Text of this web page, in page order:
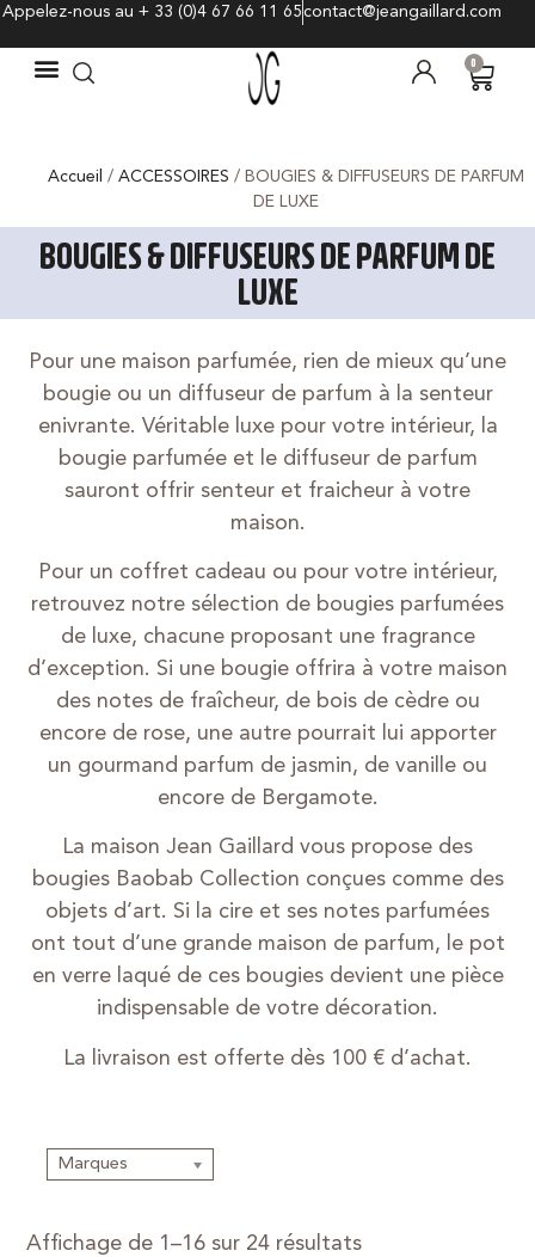
Appelez-nous au + 33 (0)4 67 66 11 65contact@jeangaillard.com
0
Accueil /ACCESSOIRES / BOUGIES & DIFFUSEURS DE PARFUM
DE LUXE
BOUGIES & DIFFUSEURS DE PARFUM DE
LUXE
Pour une maison parfumée, rien de mieux qu’une
bougie ou un diffuseur de parfum à la senteur
enivrante. Véritable luxe pour votre intérieur, la
bougie parfumée et le diffuseur de parfum
sauront offrir senteur et fraicheur à votre
maison.
Pour un coffret cadeau ou pour votre intérieur,
retrouvez notre sélection de bougies parfumées
de luxe, chacune proposant une fragrance
d’exception. Si une bougie offrira à votre maison
des notes de fraîcheur, de bois de cèdre ou
encore de rose, une autre pourrait lui apporter
un gourmand parfum de jasmin, de vanille ou
encore de Bergamote.
La maison Jean Gaillard vous propose des
bougies Baobab Collection conçues comme des
objets d’art. Si la cire et ses notes parfumées
ont tout d’une grande maison de parfum, le pot
en verre laqué de ces bougies devient une pièce
indispensable de votre décoration.
La livraison est offerte dès 100 € d’achat.
Marques
Affichage de 1–16 sur 24 résultats